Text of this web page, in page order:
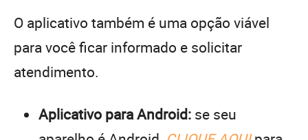
O aplicativo também é uma opção viável
para você ficar informado e solicitar
atendimento.
Aplicativo para Android: se seu